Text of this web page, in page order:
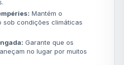
Mantém o
sob condições climáticas
Garante que os
no lugar por muitos